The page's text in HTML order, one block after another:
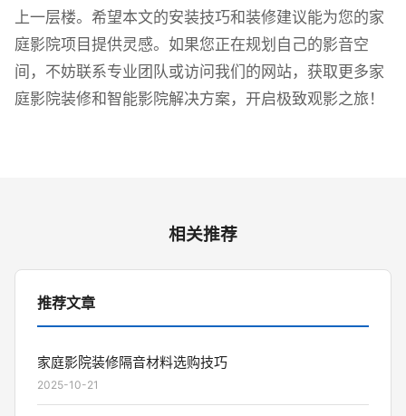
上一层楼。希望本文的安装技巧和装修建议能为您的家
庭影院项目提供灵感。如果您正在规划自己的影音空
间，不妨联系专业团队或访问我们的网站，获取更多家
庭影院装修和智能影院解决方案，开启极致观影之旅！
相关推荐
推荐文章
家庭影院装修隔音材料选购技巧
2025-10-21